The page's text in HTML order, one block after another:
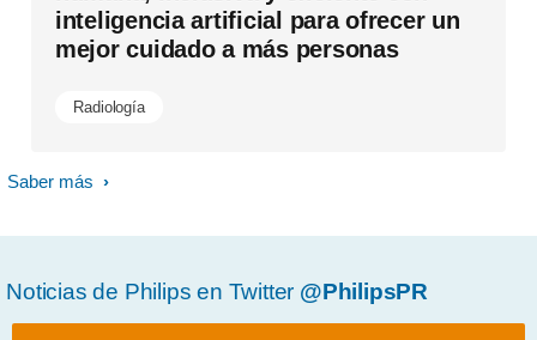
inteligencia artificial para ofrecer un
mejor cuidado a más personas
Radiología
Saber más
Noticias de Philips en Twitter @PhilipsPR